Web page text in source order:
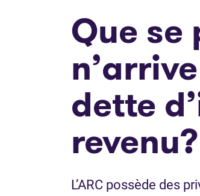
Que
dette
revenu?
L’ARC possède des